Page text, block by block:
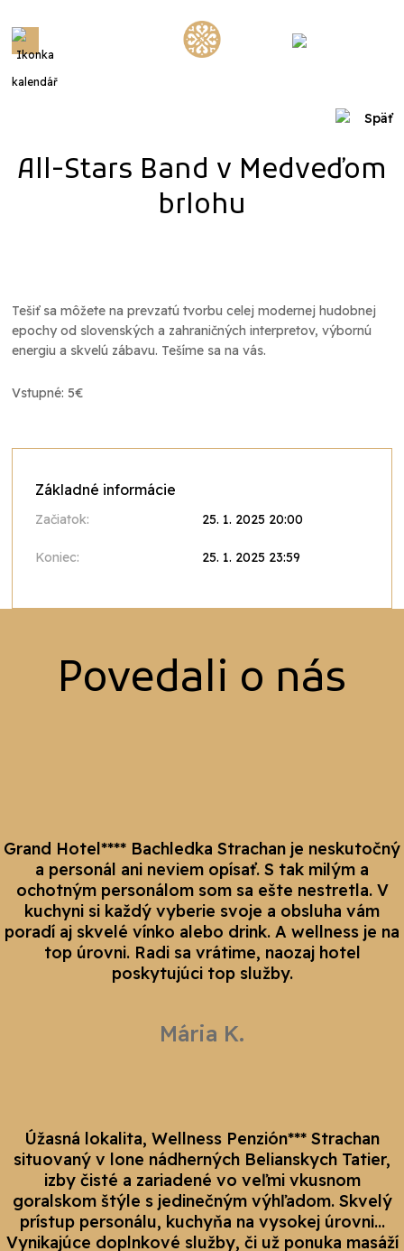
Späť
All-Stars Band v Medveďom
brlohu
Tešiť sa môžete na prevzatú tvorbu celej modernej hudobnej
epochy od slovenských a zahraničných interpretov, výbornú
energiu a skvelú zábavu. Tešíme sa na vás.
Vstupné: 5€
Základné informácie
Začiatok: 25. 1. 2025 20:00
Koniec: 25. 1. 2025 23:59
Povedali o nás
Grand Hotel**** Bachledka Strachan je neskutočný
a personál ani neviem opísať. S tak milým a
ochotným personálom som sa ešte nestretla. V
kuchyni si každý vyberie svoje a obsluha vám
poradí aj skvelé vínko alebo drink. A wellness je na
top úrovni. Radi sa vrátime, naozaj hotel
poskytujúci top služby.
Mária K.
Úžasná lokalita, Wellness Penzión*** Strachan
situovaný v lone nádherných Belianskych Tatier,
izby čisté a zariadené vo veľmi vkusnom
goralskom štýle s jedinečným výhľadom. Skvelý
prístup personálu, kuchyňa na vysokej úrovni...
Vynikajúce doplnkové služby, či už ponuka masáží